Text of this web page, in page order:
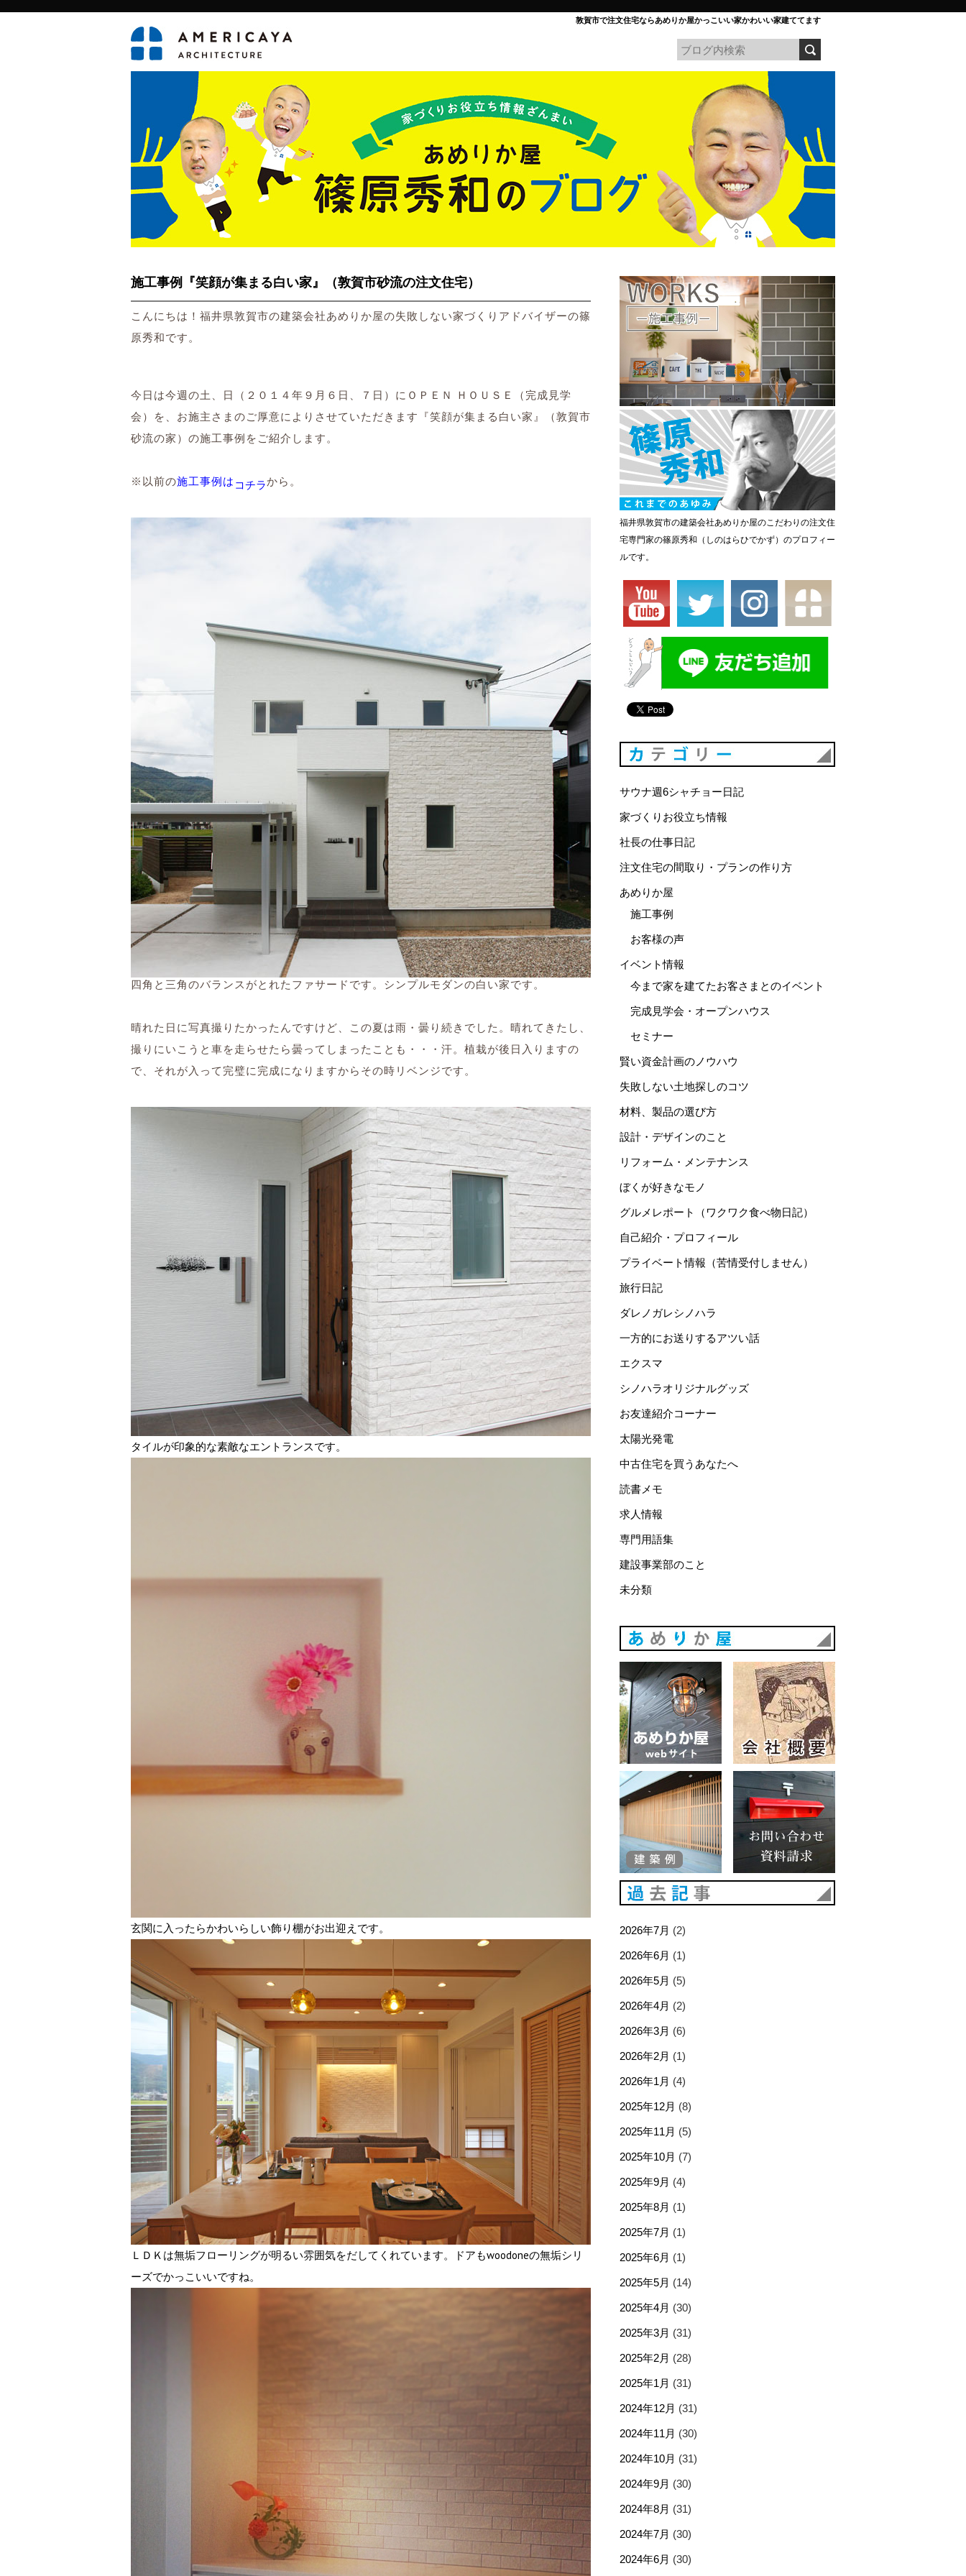
敦賀市で注文住宅ならあめりか屋かっこいい家かわいい家建ててます
施工事例『笑顔が集まる白い家』（敦賀市砂流の注文住宅）
こんにちは！福井県敦賀市の建築会社あめりか屋の失敗しない家づくりアドバイザーの篠
原秀和です。
今日 は今週の土、日（２０１４年９月６日、７日）にＯＰＥＮ ＨＯＵＳＥ（完成見学
会）を、お施主さまのご厚意によりさせていただきます
『笑顔が集まる白い家』（敦賀市
砂流の家）の施工事例をご紹介します。
※以前の施工事例は コチラから。
四角と三角のバランスがとれたファサードです。シンプルモダンの白い家です。
晴れた日に写真撮りたかったんですけど、この夏は雨・曇り続きでした。晴れてきたし、
撮りにいこうと車を走らせたら曇ってしまったことも・・・汗。植栽が後日入りますの
で、それが入って完璧に完成になりますからその時リベンジです。
タイルが印象的な素敵なエントランスです。
玄関に入ったらかわいらしい飾り棚がお出迎えです。
ＬＤＫは無垢フローリングが明るい雰囲気をだしてくれています。ドアもwoodoneの無垢シリ
ーズでかっこいいですね。
福井県敦賀市の建築会社あめりか屋のこだわりの注文住
宅専門家の篠原秀和（しのはらひでかず）のプロフィー
ルです。
サウナ週6シャチョー日記
家づくりお役立ち情報
社長の仕事日記
注文住宅の間取り・プランの作り方
あめりか屋
施工事例
お客様の声
イベント情報
今まで家を建てたお客さまとのイベント
完成見学会・オープンハウス
セミナー
賢い資金計画のノウハウ
失敗しない土地探しのコツ
材料、製品の選び方
設計・デザインのこと
リフォーム・メンテナンス
ぼくが好きなモノ
グルメレポート（ワクワク食べ物日記）
自己紹介・プロフィール
プライベート情報（苦情受付しません）
旅行日記
ダレノガレシノハラ
一方的にお送りするアツい話
エクスマ
シノハラオリジナルグッズ
お友達紹介コーナー
太陽光発電
中古住宅を買うあなたへ
読書メモ
求人情報
専門用語集
建設事業部のこと
未分類
あめりか屋WEBサイト
2026年7月 (2)
2026年6月 (1)
2026年5月 (5)
2026年4月 (2)
2026年3月 (6)
2026年2月 (1)
2026年1月 (4)
2025年12月 (8)
2025年11月 (5)
2025年10月 (7)
2025年9月 (4)
2025年8月 (1)
2025年7月 (1)
2025年6月 (1)
2025年5月 (14)
2025年4月 (30)
2025年3月 (31)
2025年2月 (28)
2025年1月 (31)
2024年12月 (31)
2024年11月 (30)
2024年10月 (31)
2024年9月 (30)
2024年8月 (31)
2024年7月 (30)
2024年6月 (30)